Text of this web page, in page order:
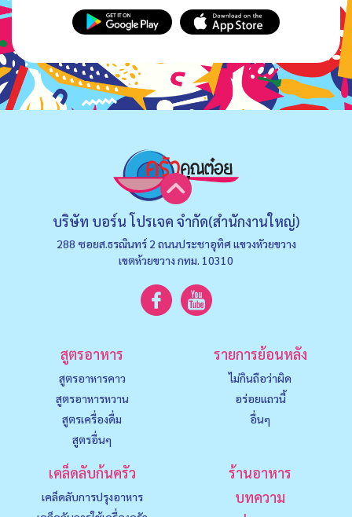
บริษัท บอร์น โปรเจค จำกัด(สำนักงานใหญ่)
288 ซอยส.ธรณินทร์ 2 ถนนประชาอุทิศ แขวงหัวยขวาง
เขตห้วยขวาง กทม. 10310
สูตรอาหาร
สูตรอาหารคาว
สูตรอาหารหวาน
สูตรเครื่องดื่ม
สูตรอื่นๆ
รายการย้อนหลัง
ไม่กินถือว่าผิด
อร่อยแถวนี้
อื่นๆ
เคล็ดลับก้นครัว
เคล็ดลับการปรุงอาหาร
ร้านอาหาร
บทความ